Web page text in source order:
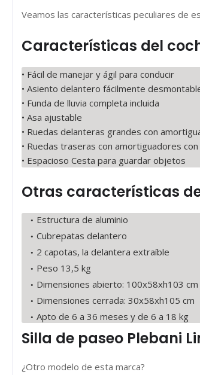
Veamos las características peculiares de
Características del
• Fácil de manejar y ágil para conducir
• Asiento delantero fácilmente
• Funda de lluvia completa incluida
• Asa ajustable
• Ruedas delanteras grandes con
• Ruedas traseras con amortiguadores
• Espacioso Cesta para guardar objetos
Otras características
Estructura de aluminio
Cubrepatas delantero
2 capotas, la delantera extraíble
Peso 13,5 kg
Dimensiones abierto: 100x58xh103 cm
Dimensiones cerrada: 30x58xh105 cm
Apto de 6 a 36 meses y de 6 a 18 kg
Silla de paseo Plebani
¿Otro modelo de esta marca?